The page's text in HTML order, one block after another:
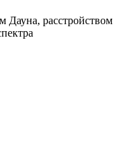
Дауна, расстройством